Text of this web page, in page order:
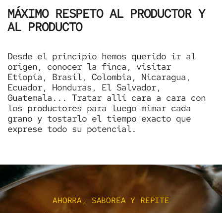
MÁXIMO RESPETO AL PRODUCTOR Y
AL PRODUCTO
Desde el principio hemos querido ir al
origen, conocer la finca, visitar
Etiopía, Brasil, Colombia, Nicaragua,
Ecuador, Honduras, El Salvador,
Guatemala... Tratar allí cara a cara con
los productores para luego mimar cada
grano y tostarlo el tiempo exacto que
exprese todo su potencial.
AHORRA, SABOREA Y REPITE